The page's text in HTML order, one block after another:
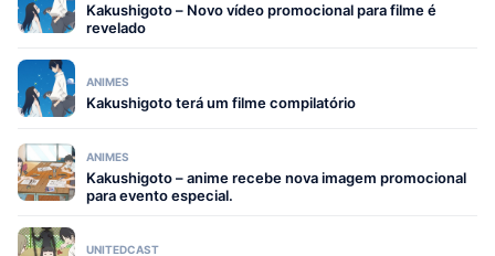
Kakushigoto – Novo vídeo promocional para filme é
revelado
ANIMES
Kakushigoto terá um filme compilatório
ANIMES
Kakushigoto – anime recebe nova imagem promocional
para evento especial.
UNITEDCAST